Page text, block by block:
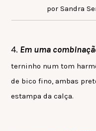
por Sandra
4. Em uma
terninho num tom
de bico fino, ambas
estampa da calça.